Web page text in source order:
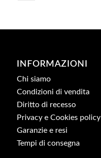
INFORMAZIONI
Chi siamo
Condizioni di vendita
Diritto di recesso
Privacy e Cookies policy
Garanzie e resi
Tempi di consegna